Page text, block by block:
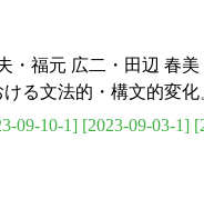
福元 広二・田辺 春
る文法的・構文的変
09-10-1] [2023-09-03-1]